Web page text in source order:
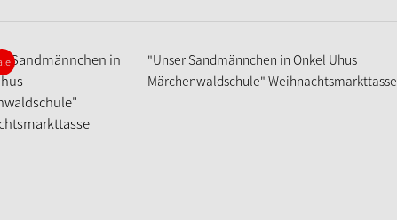
"Unser Sandmännchen in Onkel Uhus
Märchenwaldschule" Weihnachtsmarkttasse